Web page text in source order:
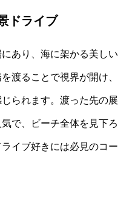
ドライブ
あり、海に架かる美しい
渡ることで視界が開け、
られます。渡った先の展
で、ビーチ全体を見下ろ
イブ好きには必見のコー